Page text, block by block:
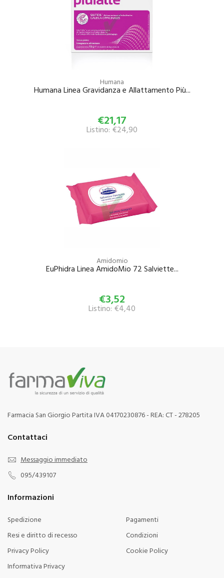
Humana
Humana Linea Gravidanza e Allattamento Più...
€21,17
Listino: €24,90
Amidomio
EuPhidra Linea AmidoMio 72 Salviette...
€3,52
Listino: €4,40
Farmacia San Giorgio Partita IVA 04170230876 - REA: CT - 278205
Contattaci
Messaggio immediato
095/439107
Informazioni
Spedizione
Pagamenti
Resi e diritto di recesso
Condizioni
Privacy Policy
Cookie Policy
Informativa Privacy